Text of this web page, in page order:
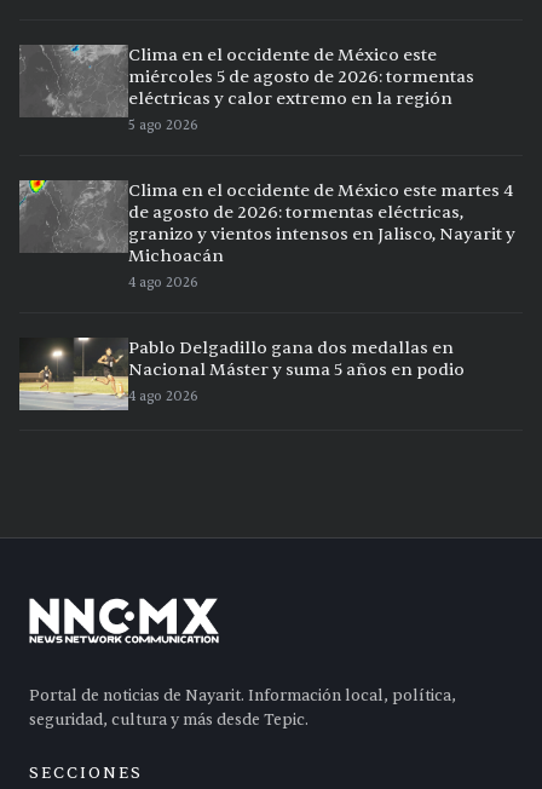
Clima en el occidente de México este
miércoles 5 de agosto de 2026: tormentas
eléctricas y calor extremo en la región
5 ago 2026
Clima en el occidente de México este martes 4
de agosto de 2026: tormentas eléctricas,
granizo y vientos intensos en Jalisco, Nayarit y
Michoacán
4 ago 2026
Pablo Delgadillo gana dos medallas en
Nacional Máster y suma 5 años en podio
4 ago 2026
Portal de noticias de Nayarit. Información local, política,
seguridad, cultura y más desde Tepic.
SECCIONES